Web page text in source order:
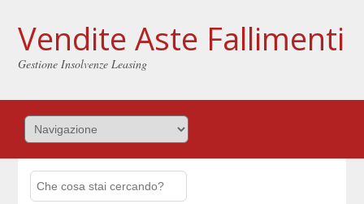
Vendite Aste Fallimenti
Gestione Insolvenze Leasing